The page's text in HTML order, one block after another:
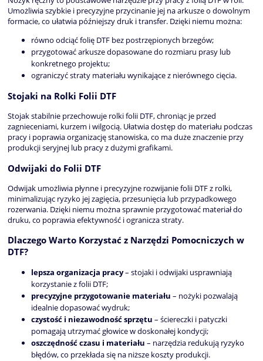
Umożliwia szybkie i precyzyjne przycinanie jej na arkusze o dowolnym
formacie, co ułatwia późniejszy druk i transfer. Dzięki niemu można:
równo odciąć folię DTF bez postrzępionych brzegów;
przygotować arkusze dopasowane do rozmiaru prasy lub
konkretnego projektu;
ograniczyć straty materiału wynikające z nierównego cięcia.
Stojaki na Rolki Folii DTF
Stojak stabilnie przechowuje rolki folii DTF, chroniąc je przed
zagnieceniami, kurzem i wilgocią. Ułatwia dostęp do materiału podczas
pracy i poprawia organizację stanowiska, co ma duże znaczenie przy
produkcji seryjnej lub pracy z dużymi grafikami.
Odwijaki do Folii DTF
Odwijak umożliwia płynne i precyzyjne rozwijanie folii DTF z rolki,
minimalizując ryzyko jej zagięcia, przesunięcia lub przypadkowego
rozerwania. Dzięki niemu można sprawnie przygotować materiał do
druku, co poprawia efektywność i ogranicza straty.
Dlaczego Warto Korzystać z Narzędzi Pomocniczych w
DTF?
lepsza organizacja pracy– stojaki i odwijaki usprawniają
korzystanie z folii DTF;
precyzyjne przygotowanie materiału – nożyki pozwalają
idealnie dopasować wydruk;
czystość i niezawodność sprzętu – ściereczki i patyczki
pomagają utrzymać głowice w doskonałej kondycji;
oszczędność czasu i materiału – narzędzia redukują ryzyko
błędów, co przekłada się na niższe koszty produkcji.